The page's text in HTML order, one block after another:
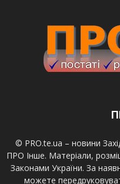
© PRO.te.ua – новини
ПРО Інше. Матеріали,
Законами України. За
можете